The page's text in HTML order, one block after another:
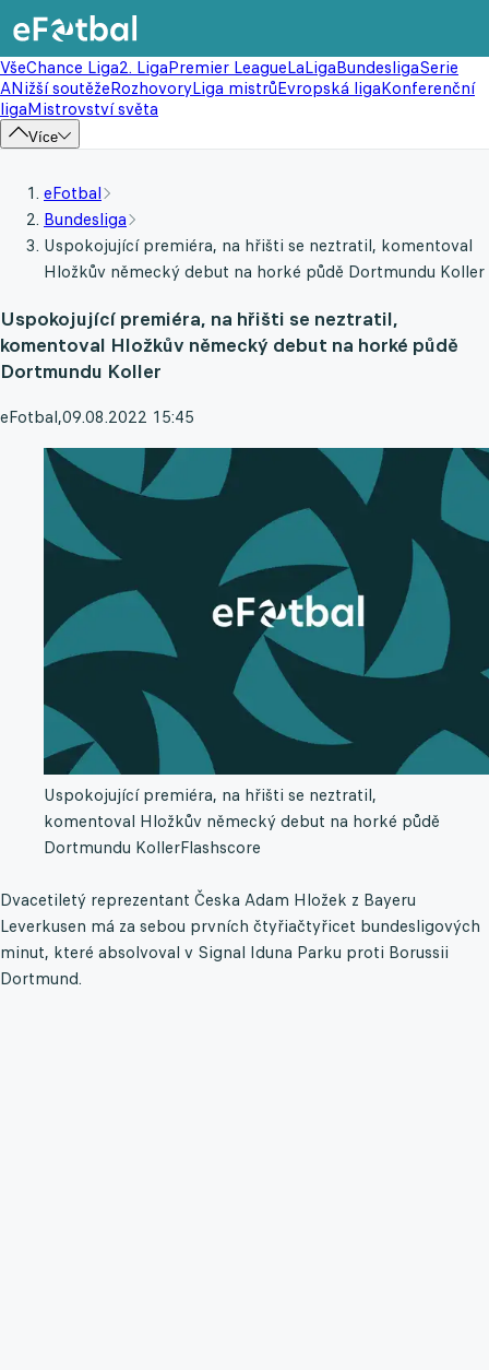
VšeChance Liga2. LigaPremier LeagueLaLigaBundesligaSerie
ANižší soutěžeRozhovoryLiga mistrůEvropská ligaKonferenční
ligaMistrovství světa
Více
eFotbal
Bundesliga
Uspokojující premiéra, na hřišti se neztratil, komentoval
Hložkův německý debut na horké půdě Dortmundu Koller
Uspokojující premiéra, na hřišti se neztratil,
komentoval Hložkův německý debut na horké půdě
Dortmundu Koller
eFotbal,09.08.2022 15:45
Uspokojující premiéra, na hřišti se neztratil,
komentoval Hložkův německý debut na horké půdě
Dortmundu KollerFlashscore
Dvacetiletý reprezentant Česka Adam Hložek z Bayeru
Leverkusen má za sebou prvních čtyřiačtyřicet bundesligových
minut, které absolvoval v Signal Iduna Parku proti Borussii
Dortmund.